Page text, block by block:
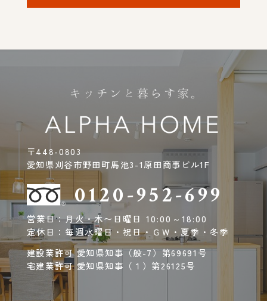
〒448-0803
愛知県刈谷市野田町馬池3-1原田商事ビル1F
0120-952-699
営業日：月火・木〜日曜日 10:00～18:00
定休日：毎週水曜日・祝日・ＧＷ・夏季・冬季
建設業許可 愛知県知事（般-7）第69691号
宅建業許可 愛知県知事（１）第26125号